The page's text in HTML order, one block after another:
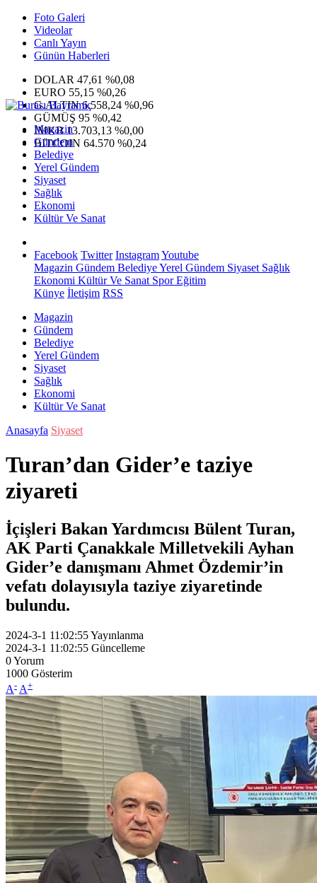
Foto Galeri
Videolar
Canlı Yayın
Günün Haberleri
DOLAR 47,61 %0,08
EURO 55,15 %0,26
G.ALTIN6.558,24 %0,96
GÜMÜŞ 95 %0,42
IMKB13.703,13 %0,00
BITCOIN 64.570 %0,24
Magazin
Gündem
Belediye
Yerel Gündem
Siyaset
Sağlık
Ekonomi
Kültür Ve Sanat
Facebook Twitter InstagramYoutube
Magazin Gündem BelediyeYerel Gündem Siyaset Sağlık
Ekonomi Kültür Ve Sanat SporEğitim
Künye İletişim RSS
Magazin
Gündem
Belediye
Yerel Gündem
Siyaset
Sağlık
Ekonomi
Kültür Ve Sanat
Anasayfa Siyaset
Turan’dan Gider’e taziye
ziyareti
İçişleri Bakan Yardımcısı Bülent Turan,
AK Parti Çanakkale Milletvekili Ayhan
Gider’e danışmanı Ahmet Özdemir’in
vefatı dolayısıyla taziye ziyaretinde
bulundu.
2024-3-1 11:02:55Yayınlanma
2024-3-1 11:02:55 Güncelleme
0Yorum
1000 Gösterim
A- A+